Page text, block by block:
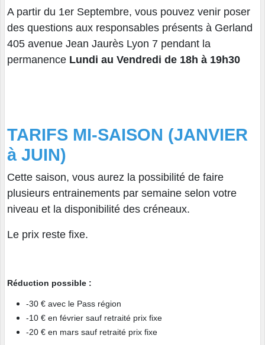
A partir du 1er Septembre, vous pouvez venir poser
des questions aux responsables présents à Gerland
405 avenue Jean Jaurès Lyon 7 pendant la
permanence Lundi au Vendredi de 18h à 19h30
TARIFS MI-SAISON (JANVIER
à JUIN)
Cette saison, vous aurez la possibilité de faire
plusieurs entrainements par semaine selon votre
niveau et la disponibilité des créneaux.
Le prix reste fixe.
Réduction possible :
-30 € avec le Pass région
-10 € en février sauf retraité prix fixe
-20 € en mars sauf retraité prix fixe